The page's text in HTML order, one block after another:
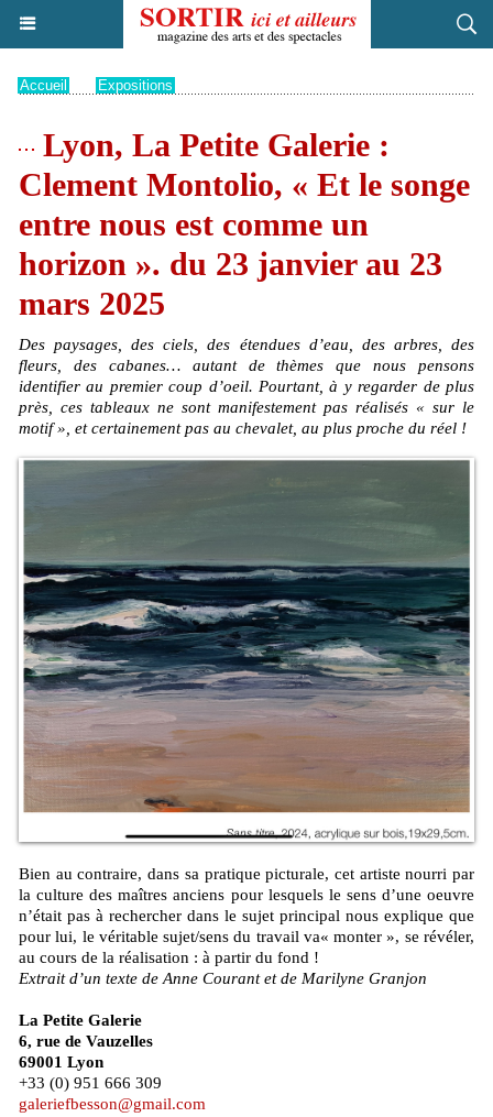
Accueil Expositions
Lyon, La Petite Galerie :
Clement Montolio, « Et le songe
entre nous est comme un
horizon ». du 23 janvier au 23
mars 2025
Des paysages, des ciels, des étendues d’eau, des arbres, des
fleurs, des cabanes… autant de thèmes que nous pensons
identifier au premier coup d’oeil. Pourtant, à y regarder de plus
près, ces tableaux ne sont manifestement pas réalisés « sur le
motif », et certainement pas au chevalet, au plus proche du réel !
Bien au contraire, dans sa pratique picturale, cet artiste nourri par
la culture des maîtres anciens pour lesquels le sens d’une oeuvre
n’était pas à rechercher dans le sujet principal nous explique que
pour lui, le véritable sujet/sens du travail va« monter », se révéler,
au cours de la réalisation : à partir du fond !
Extrait d’un texte de Anne Courant et de Marilyne Granjon
La Petite Galerie
6, rue de Vauzelles
69001 Lyon
+33 (0) 951 666 309
galeriefbesson@gmail.com